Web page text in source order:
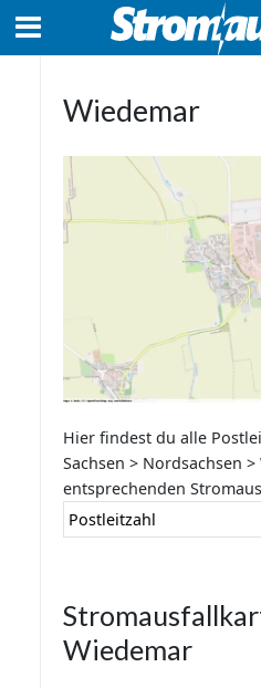
Wiedemar
Hier findest du alle
Sachsen > Nordsachsen
entsprechenden
Postleitzahl
Wiedemar